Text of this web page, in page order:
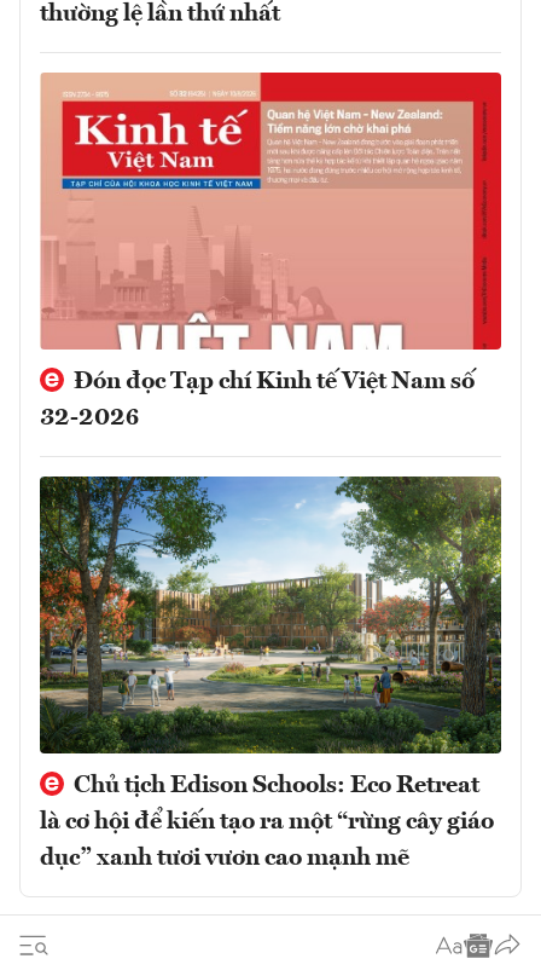
thường lệ lần thứ nhất
Đón đọc Tạp chí Kinh tế Việt Nam số
32-2026
Chủ tịch Edison Schools: Eco Retreat
là cơ hội để kiến tạo ra một “rừng cây giáo
dục” xanh tươi vươn cao mạnh mẽ